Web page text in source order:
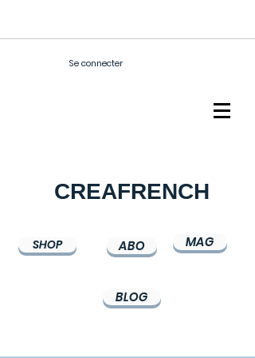
Se connecter
CREAFRENCH
SHOP ABO MAG
BLOG